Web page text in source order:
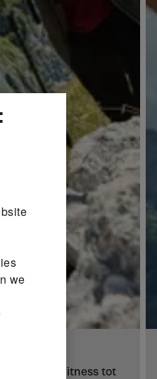
merk. Van fitness tot
we